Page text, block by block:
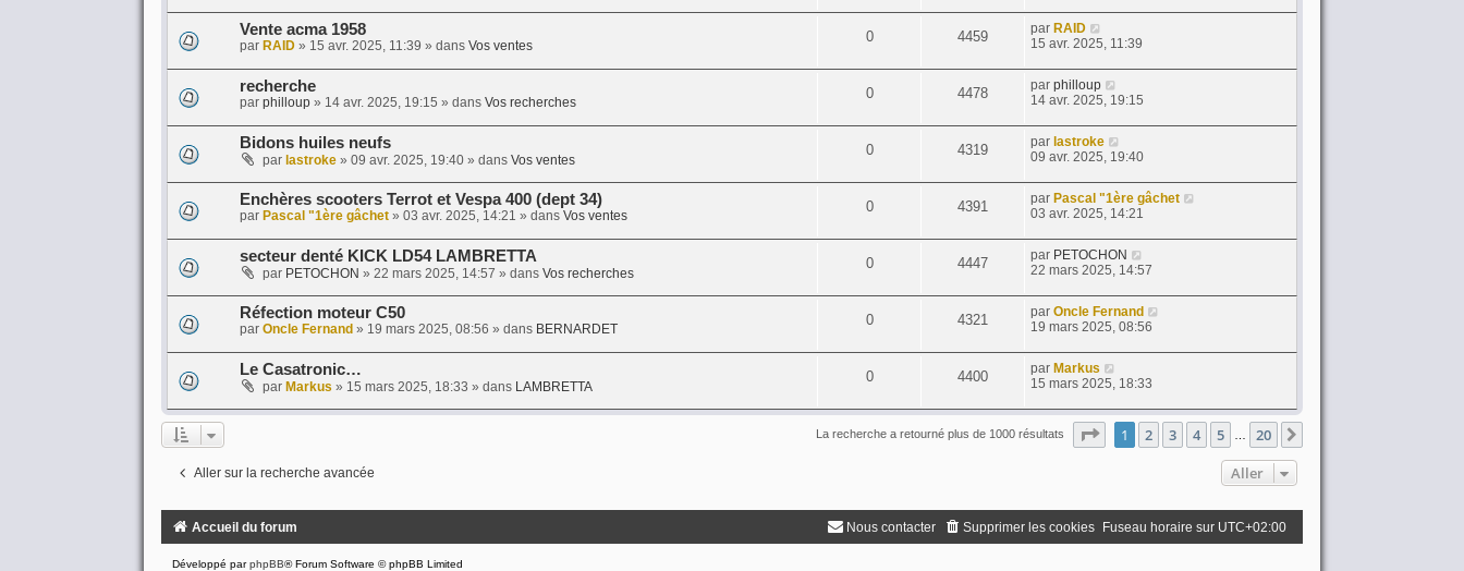
Vente acma 1958
par RAID» 15 avr. 2025, 11:39 » dans Vos ventes
0 4459 par RAID
15 avr. 2025, 11:39
recherche
par philloup» 14 avr. 2025, 19:15 » dans Vos recherches
0 4478 parphilloup
14 avr. 2025, 19:15
Bidons huiles neufs
par lastroke» 09 avr. 2025, 19:40» dans Vos ventes
0 4319 par lastroke
09 avr. 2025, 19:40
Enchères scooters Terrot et Vespa 400 (dept 34)
par Pascal "1ère gâchet» 03 avr. 2025, 14:21 » dans Vos ventes
0 4391 par Pascal "1ère gâchet
03 avr. 2025, 14:21
secteur denté KICK LD54 LAMBRETTA
par PETOCHON » 22 mars 2025, 14:57 » dans Vos recherches
0 4447 par PETOCHON
22 mars 2025, 14:57
Réfection moteur C50
par Oncle Fernand » 19 mars 2025, 08:56 » dans BERNARDET
0 4321 parOncle Fernand
19 mars 2025, 08:56
Le Casatronic…
par Markus » 15 mars 2025, 18:33 » dans LAMBRETTA
0 4400 par Markus
15 mars 2025, 18:33
La recherche a retourné plus de 1000 résultats Page sur20
1 2 3 4 5 20
Aller sur la recherche avancée Aller
Accueil du forum Fuseau horaire sur UTC+02:00
Supprimer les cookies
Nous contacter
Développé parphpBB® Forum Software © phpBB Limited